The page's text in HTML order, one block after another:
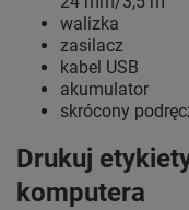
walizka
zasilacz
kabel USB
akumulator
skrócony
Drukuj
komputera